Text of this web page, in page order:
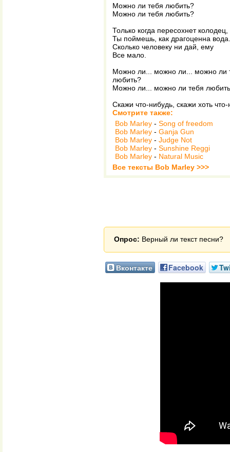
Можно ли тебя любить?
Можно ли тебя любить?
Только когда пересохнет колодец,
Ты поймешь, как драгоценна вода.
Сколько человеку ни дай, ему
Все мало.
Можно ли... можно ли... можно ли
любить?
Можно ли... можно ли тебя
Скажи что-нибудь, скажи хоть что-
Смотрите также:
Bob Marley - Song of freedom
Bob Marley - Ganja Gun
Bob Marley - Judge Not
Bob Marley - Sunshine Reggi
Bob Marley - Natural Music
Все тексты Bob Marley >>>
Опрос: Верный ли текст песни?
Вконтакте Facebook